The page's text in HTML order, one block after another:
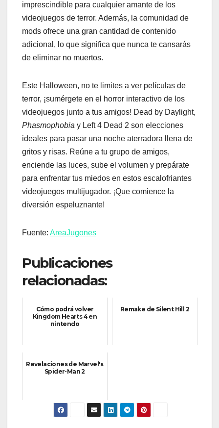
imprescindible para cualquier amante de los
videojuegos de terror. Además, la comunidad de
mods ofrece una gran cantidad de contenido
adicional, lo que significa que nunca te cansarás
de eliminar no muertos.
Este Halloween, no te limites a ver películas de
terror, ¡sumérgete en el horror interactivo de los
videojuegos junto a tus amigos! Dead by Daylight,
Phasmophobia y Left 4 Dead 2 son elecciones
ideales para pasar una noche aterradora llena de
gritos y risas. Reúne a tu grupo de amigos,
enciende las luces, sube el volumen y prepárate
para enfrentar tus miedos en estos escalofriantes
videojuegos multijugador. ¡Que comience la
diversión espeluznante!
Fuente: AreaJugones
Publicaciones
relacionadas:
Cómo podrá volver
Kingdom Hearts 4 en
nintendo
Remake de Silent Hill 2
Revelaciones de Marvel's
Spider-Man 2